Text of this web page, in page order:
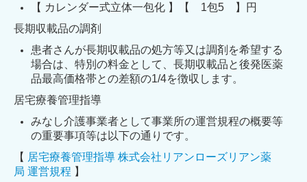
【 カレンダー式立体一包化 】【 1包5 】円
長期収載品の調剤
患者さんが長期収載品の処方等又は調剤を希望する
場合は、特別の料金として、長期収載品と後発医薬
品最高価格帯との差額の1/4を徴収します。
居宅療養管理指導
みなし介護事業者として事業所の運営規程の概要等
の重要事項等は以下の通りです。
【 居宅療養管理指導 株式会社リアンローズリアン薬
局 運営規程 】